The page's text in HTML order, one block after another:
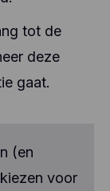
tot de
deze
gaat.
(en
voor